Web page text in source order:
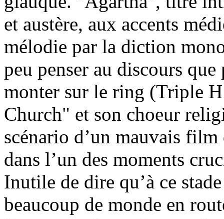
et austère, aux accents
mélodie par la diction
peu penser au discours
monter sur le ring (Triple
Church" et son choeur
scénario d’un mauvais
dans l’un des moments
Inutile de dire qu’à ce
beaucoup de monde en